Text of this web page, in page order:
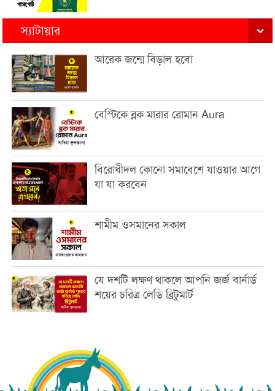
স্যাটায়ার
আরেক জন্মে বিড়াল হবো
বেস্টিকে ব্লক মারার রোমান Aura
বিরোধীদল কোনো সমাবেশে যাওয়ার আগে
যা যা করবেন
শামীম ওসমানের সকাল
যে দশটি লক্ষণ থাকলে আপনি জর্জ বার্নার্ড
শয়ের চরিত্র লেডি ব্রিটুমার্ট